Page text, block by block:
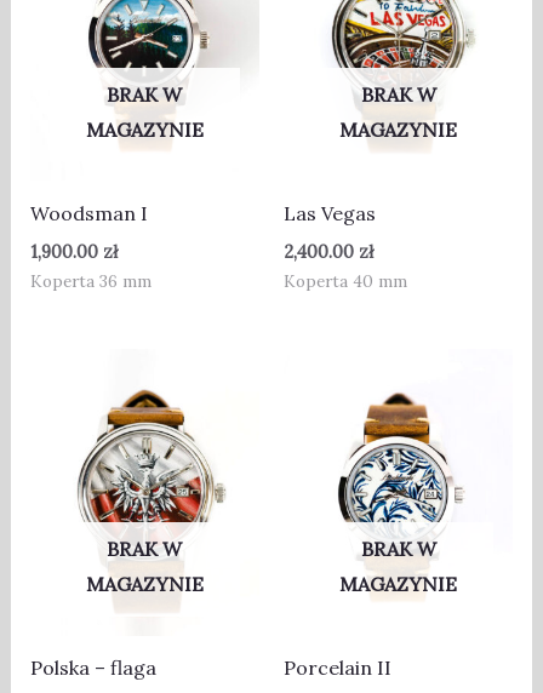
BRAK W
MAGAZYNIE
Woodsman I
1,900.00 zł
Koperta 36 mm
BRAK W
MAGAZYNIE
Las Vegas
2,400.00 zł
Koperta 40 mm
BRAK W
MAGAZYNIE
Polska – flaga
BRAK W
MAGAZYNIE
Porcelain II